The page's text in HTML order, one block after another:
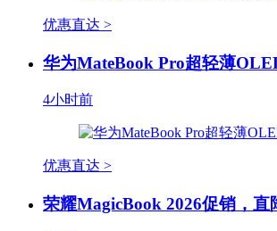
优惠直达 >
华为MateBook Pro超轻薄
4小时前
优惠直达 >
荣耀MagicBook 2026促销，直